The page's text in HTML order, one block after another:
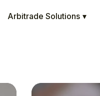
Arbitrade Solutions ▾